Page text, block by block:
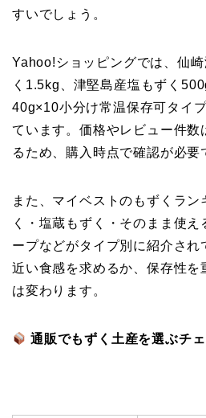
すいでしょう。
Yahoo!ショッピングでは、仙
く1.5kg、津堅島産塩もずく
40g×10小分け常温保存可タイ
ています。価格やレビュー件数
るため、購入時点で確認が必要
また、マイベストのもずくラ
く・塩蔵もずく・そのまま使え
ープなどがタイプ別に紹介され
近い食感を求めるか、保存性を
は変わります。
通販でもずく土産を選ぶチ